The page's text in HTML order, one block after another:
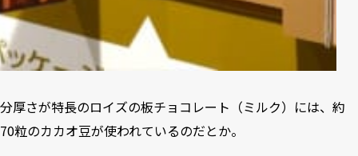
分厚さが特長のロイズの板チョコレート（ミルク）には、約
70粒のカカオ豆が使われているのだとか。